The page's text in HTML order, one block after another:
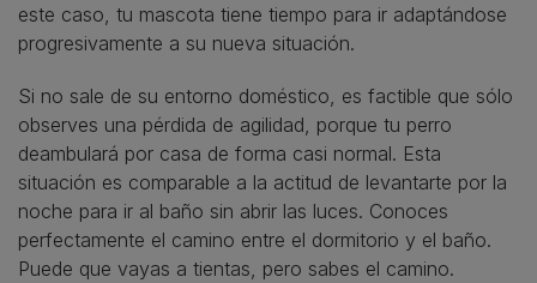
este caso, tu mascota tiene tiempo para ir adaptándose
progresivamente a su nueva situación.
Si no sale de su entorno doméstico, es factible que sólo
observes una pérdida de agilidad, porque tu perro
deambulará por casa de forma casi normal. Esta
situación es comparable a la actitud de levantarte por la
noche para ir al baño sin abrir las luces. Conoces
perfectamente el camino entre el dormitorio y el baño.
Puede que vayas a tientas, pero sabes el camino.